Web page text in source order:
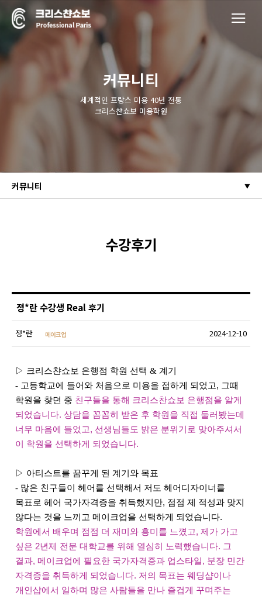
커뮤니티
세계적인 프랑스 미용 40년 전통
크리스챤쇼보 미용학원
커뮤니티
수강후기
정*란 수강생 Real 후기
정*란 메이크업 2024-12-10
▷ 크리스챤쇼보 은행점 학원 선택 & 계기
- 고등학교에 들어와 처음으로 미용을 접하게 되었고, 그때
학원을 찾던 중 친구들을 통해 크리스찬쇼보 은행점을 알게
되었습니다. 상담을 꼼꼼히 받은 후 학원을 직접 둘러봤는데
너무 마음에 들었고, 선생님들도 밝은 분위기로 맞아주셔서
이 학원을 선택하게 되었습니다.
▷ 아티스트를 꿈꾸게 된 계기와 목표
- 많은 친구들이 헤어를 선택해서 저도 헤어디자이너를
목표로 헤어 국가자격증을 취득했지만, 점점 제 적성과 맞지
않다는 것을 느끼고 메이크업을 선택하게 되었습니다.
학원에서 배우며 점점 더 재미와 흥미를 느꼈고, 제가 가고
싶은 2년제 전문 대학교를 위해 열심히 노력했습니다. 그
결과, 메이크업에 필요한 국가자격증과 업스타일, 분장 민간
자격증을 취득하게 되었습니다. 저의 목표는 웨딩샵이나
개인샵에서 일하며 많은 사람들을 만나 즐겁게 꾸며주는